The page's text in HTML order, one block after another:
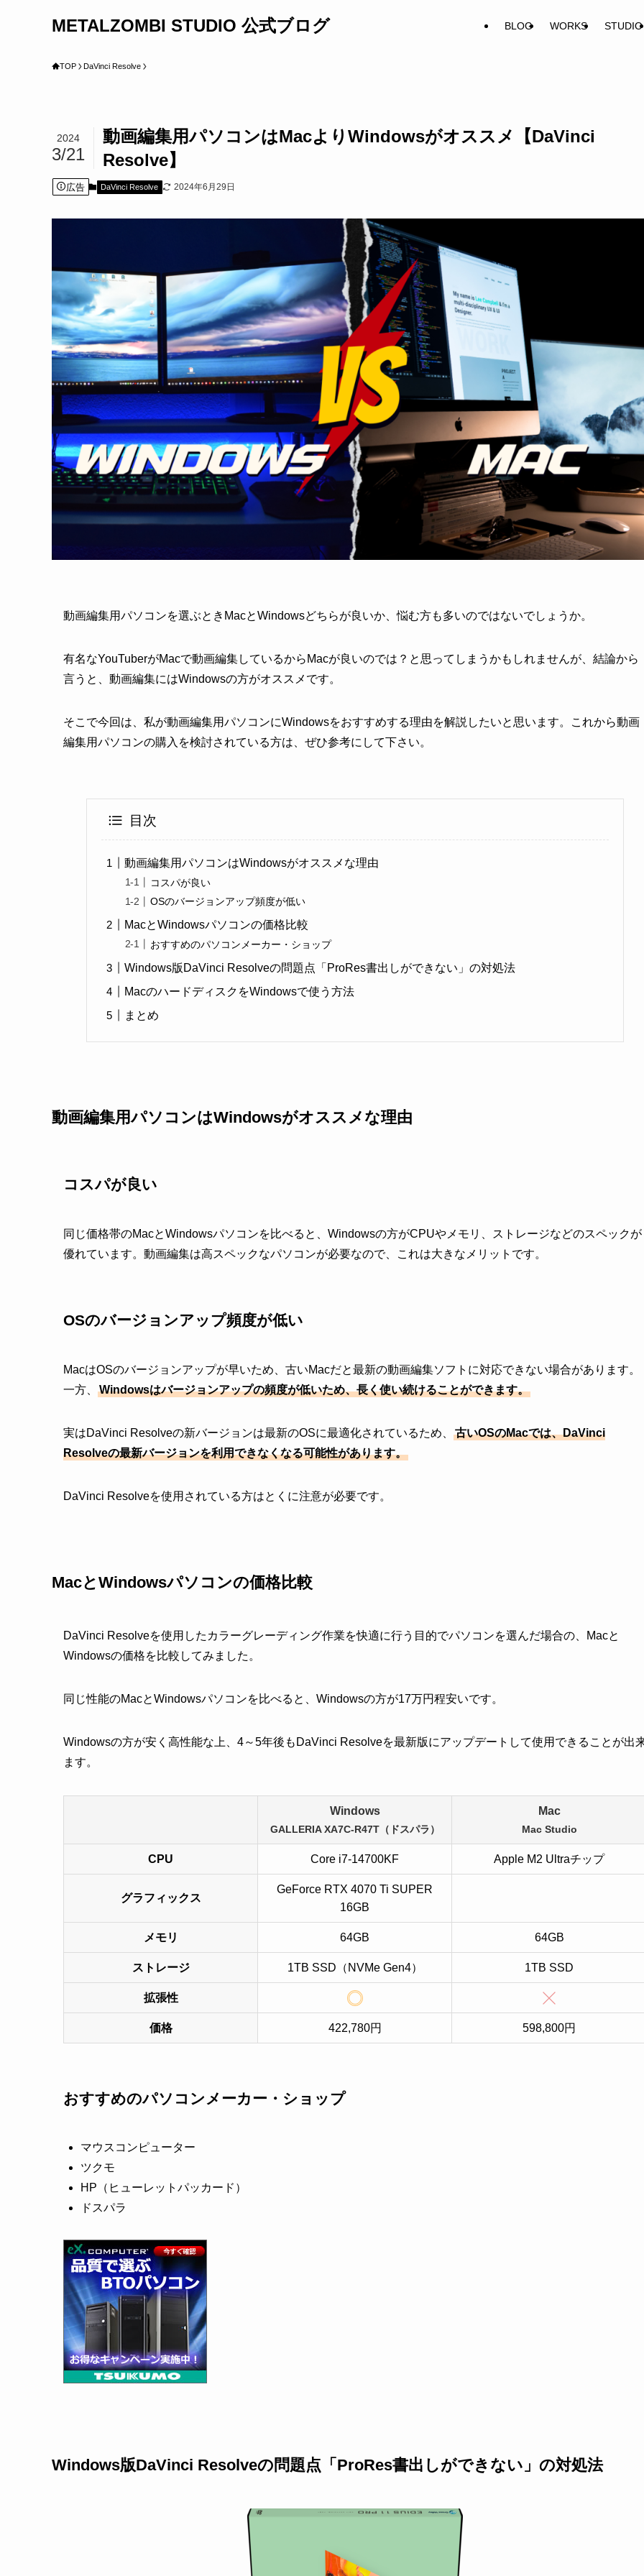
METALZOMBI STUDIO 公式ブログ BLOG WORKS STUDIO
TOP DaVinci Resolve
動画編集用パソコンはMacよりWindowsがオススメ【DaVinci
Resolve】
2024
3/21
広告 DaVinci Resolve 2024年6月29日
動画編集用パソコンを選ぶときMacとWindowsどちらが良いか、悩む方も多いのではないでしょうか。
有名なYouTuberがMacで動画編集しているからMacが良いのでは？と思ってしまうかもしれませんが、結論から
言うと、動画編集にはWindowsの方がオススメです。
そこで今回は、私が動画編集用パソコンにWindowsをおすすめする理由を解説したいと思います。これから動画
編集用パソコンの購入を検討されている方は、ぜひ参考にして下さい。
目次
動画編集用パソコンはWindowsがオススメな理由
コスパが良い
OSのバージョンアップ頻度が低い
MacとWindowsパソコンの価格比較
おすすめのパソコンメーカー・ショップ
Windows版DaVinci Resolveの問題点「ProRes書出しができない」の対処法
MacのハードディスクをWindowsで使う方法
まとめ
動画編集用パソコンはWindowsがオススメな理由
コスパが良い
同じ価格帯のMacとWindowsパソコンを比べると、Windowsの方がCPUやメモリ、ストレージなどのスペックが
優れています。動画編集は高スペックなパソコンが必要なので、これは大きなメリットです。
OSのバージョンアップ頻度が低い
MacはOSのバージョンアップが早いため、古いMacだと最新の動画編集ソフトに対応できない場合があります。
一方、
Windowsはバージョンアップの頻度が低いため、長く使い続けることができます。
実はDaVinci Resolveの新バージョンは最新のOSに最適化されているため、
古いOSのMacでは、DaVinci
Resolveの最新バージョンを利用できなくなる可能性があります。
DaVinci Resolveを使用されている方はとくに注意が必要です。
MacとWindowsパソコンの価格比較
DaVinci Resolveを使用したカラーグレーディング作業を快適に行う目的でパソコンを選んだ場合の、Macと
Windowsの価格を比較してみました。
同じ性能のMacとWindowsパソコンを比べると、Windowsの方が17万円程安いです。
Windowsの方が安く高性能な上、4～5年後もDaVinci Resolveを最新版にアップデートして使用できることが出
ます。
Windows
GALLERIA XA7C-R47T（ドスパラ）
Mac
Mac Studio
CPU Core i7-14700KF Apple M2 Ultraチップ
グラフィックス
GeForce RTX 4070 Ti SUPER
16GB
メモリ 64GB 64GB
ストレージ 1TB SSD（NVMe Gen4） 1TB SSD
拡張性
価格 422,780円 598,800円
おすすめのパソコンメーカー・ショップ
マウスコンピューター
ツクモ
HP（ヒューレットパッカード）
ドスパラ
Windows版DaVinci Resolveの問題点「ProRes書出しができない」の対処法